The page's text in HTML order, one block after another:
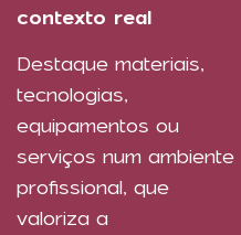
contexto real
Destaque materiais,
tecnologias,
equipamentos ou
serviços num ambiente
profissional, que
valoriza a